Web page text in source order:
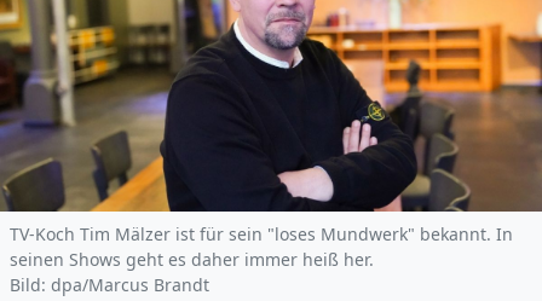
TV-Koch Tim Mälzer ist für sein "loses Mundwerk" bekannt. In
seinen Shows geht es daher immer heiß her.
Bild: dpa/Marcus Brandt